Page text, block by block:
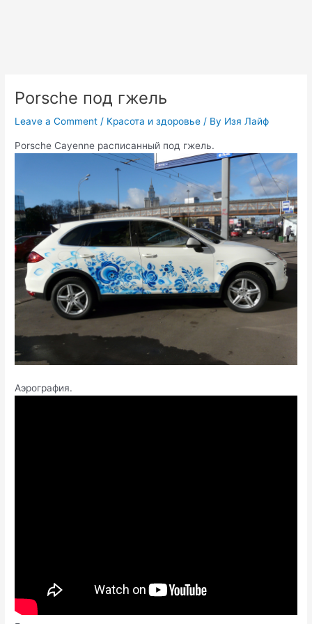
Porsche под гжель
Leave a Comment / Красота и здоровье / By Изя Лайф
Porsche Cayenne расписанный под гжель.
Аэрография.